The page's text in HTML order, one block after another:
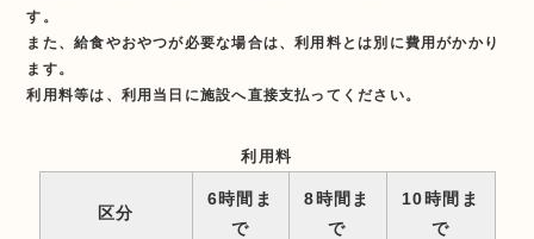
す。
また、給食やおやつが必要な場合は、利用料とは別に費用がかかり
ます。
利用料等は、利用当日に施設へ直接支払ってください。
利用料
区分
6時間ま
で
8時間ま
で
10時間ま
で